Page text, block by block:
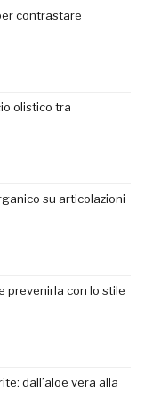
contrastare
olistico tra
su articolazioni
prevenirla con lo stile
dall’aloe vera alla